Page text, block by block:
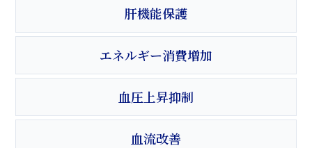
肝機能保護
エネルギー消費増加
血圧上昇抑制
血流改善